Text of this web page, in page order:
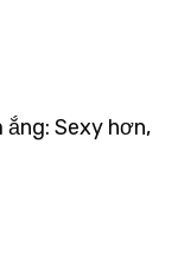
Sexy hơn,